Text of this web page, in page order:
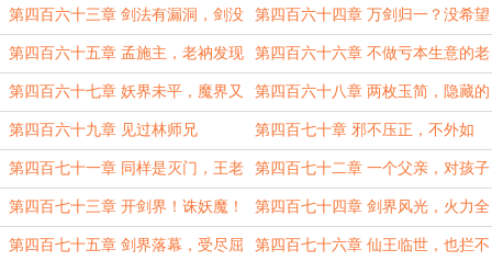
了禁地 佩剑
第四百六十三章 剑法有漏洞，剑没
有！
第四百六十四章 万剑归一？没希望
的
第四百六十五章 孟施主，老衲发现
一处宝地
第四百六十六章 不做亏本生意的老
和尚
第四百六十七章 妖界未平，魔界又
起
第四百六十八章 两枚玉简，隐藏的
秘密
第四百六十九章 见过林师兄 第四百七十章 邪不压正，不外如
是！
第四百七十一章 同样是灭门，王老
有点惨
第四百七十二章 一个父亲，对孩子
的守护！
第四百七十三章 开剑界！诛妖魔！ 第四百七十四章 剑界风光，火力全
开的林老
第四百七十五章 剑界落幕，受尽屈 第四百七十六章 仙王临世，也拦不